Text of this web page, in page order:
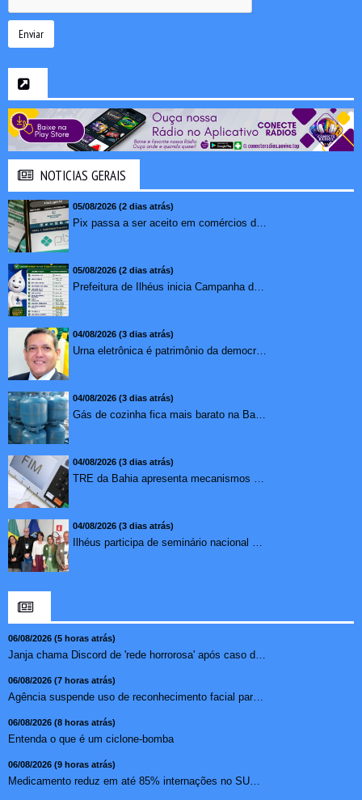
Enviar
NOTICIAS GERAIS
05/08/2026 (2 dias atrás)
Pix passa a ser aceito em comércios de oito países e amplia opções de pagamento para brasileiros no exterior
05/08/2026 (2 dias atrás)
Prefeitura de Ilhéus inicia Campanha de Multivacinação 2026
04/08/2026 (3 dias atrás)
Urna eletrônica é patrimônio da democracia, diz presidente do TSE
04/08/2026 (3 dias atrás)
Gás de cozinha fica mais barato na Bahia após redução de 7,1%
04/08/2026 (3 dias atrás)
TRE da Bahia apresenta mecanismos de segurança das urnas e nova ordem de votação para eleições
04/08/2026 (3 dias atrás)
Ilhéus participa de seminário nacional sobre turismo sustentável e captação de investimentos
06/08/2026 (5 horas atrás)
Janja chama Discord de 'rede horrorosa' após caso de suic�...
06/08/2026 (7 horas atrás)
Agência suspende uso de reconhecimento facial para chamada...
06/08/2026 (8 horas atrás)
Entenda o que é um ciclone-bomba
06/08/2026 (9 horas atrás)
Medicamento reduz em até 85% internações no SUS por fibr...